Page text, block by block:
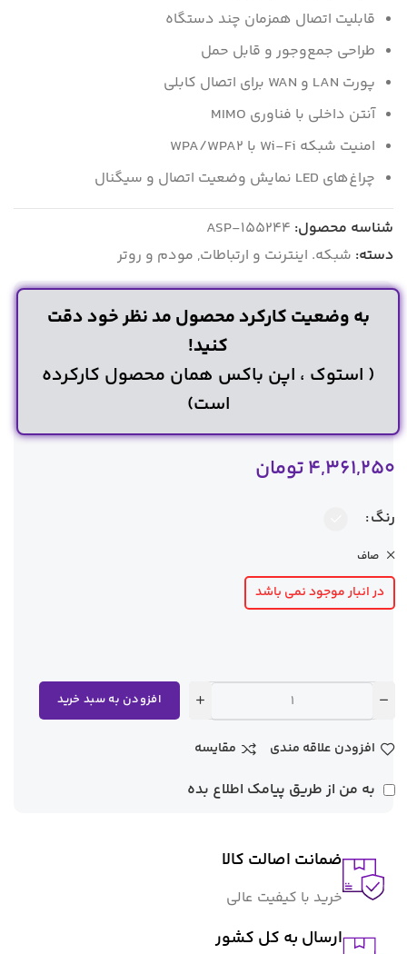
قابلیت اتصال همزمان چند دستگاه
طراحی جمع‌وجور و قابل حمل
پورت LAN و WAN برای اتصال کابلی
آنتن داخلی با فناوری MIMO
امنیت شبکه Wi-Fi با WPA/WPA2
چراغ‌های LED نمایش وضعیت اتصال و سیگنال
شناسه محصول: ASP-155244
دسته: شبکه. اینترنت و ارتباطات, مودم و روتر
به وضعیت کارکرد محصول مد نظر خود دقت
کنید!
( استوک ، اپن باکس همان محصول کارکرده
است)
4,361,250تومان
رنگ
صاف
در انبار موجود نمی باشد
افزودن به سبد خرید
افزودن علاقه مندی مقایسه
به من از طریق پیامک اطلاع بده
ضمانت اصالت کالا
خرید با کیفیت عالی
ارسال به کل کشور